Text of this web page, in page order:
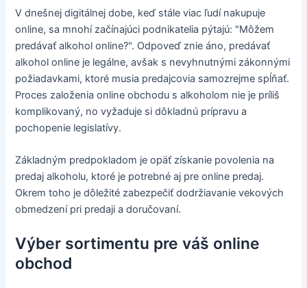
V dnešnej digitálnej dobe, keď stále viac ľudí nakupuje
online, sa mnohí začínajúci podnikatelia pýtajú: "Môžem
predávať alkohol online?". Odpoveď znie áno, predávať
alkohol online je legálne, avšak s nevyhnutnými zákonnými
požiadavkami, ktoré musia predajcovia samozrejme spĺňať.
Proces založenia online obchodu s alkoholom nie je príliš
komplikovaný, no vyžaduje si dôkladnú prípravu a
pochopenie legislatívy.
Základným predpokladom je opäť získanie povolenia na
predaj alkoholu, ktoré je potrebné aj pre online predaj.
Okrem toho je dôležité zabezpečiť dodržiavanie vekových
obmedzení pri predaji a doručovaní.
Výber sortimentu pre váš online
obchod